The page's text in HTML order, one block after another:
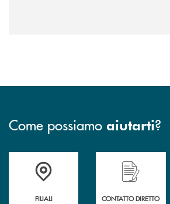
negoziazione esclusiva per la
Come possiamo aiutarti?
Trova la filiale più vicina a te
FILIALI
Hai bisogno di
CONTATTO DIRETTO